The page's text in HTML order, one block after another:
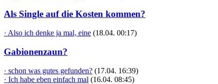
Als Single auf die Kosten kommen?
· Also ich denke ja mal, eine (18.04. 00:17)
Gabionenzaun?
· schon was gutes gefunden? (17.04. 16:39)
· Ich habe eben einfach mal (16.04. 08:45)